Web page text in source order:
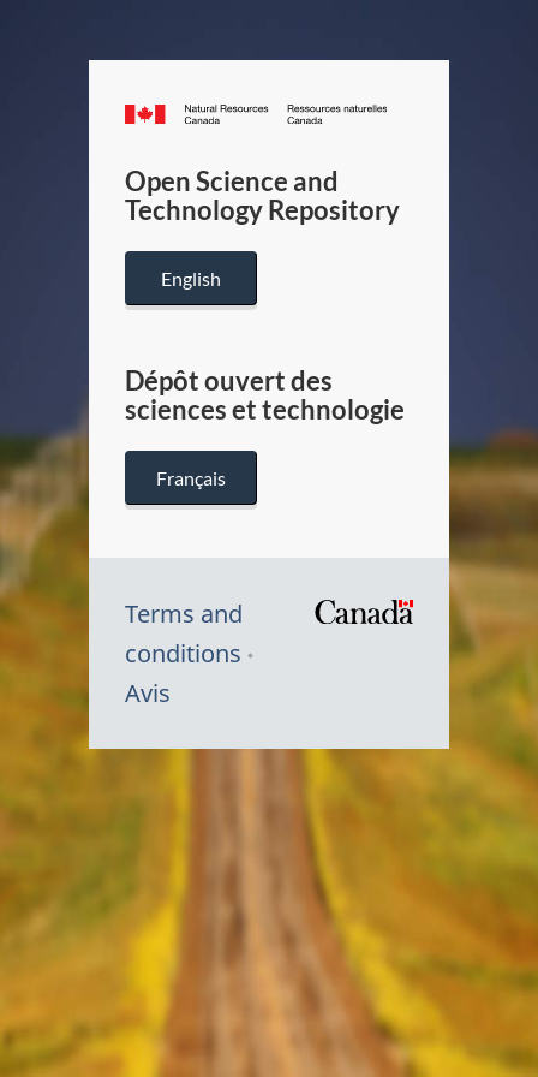
Canada.ca
/
Canada
Open Science and
Technology Repository
English
Dépôt ouvert des
sciences et technologie
Français
Terms and
conditions
Avis
Symbole
Canada